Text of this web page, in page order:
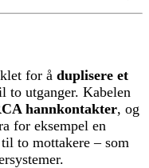
for å duplisere et
to utganger. Kabelen
hannkontakter, og
for eksempel en
to mottakere – som